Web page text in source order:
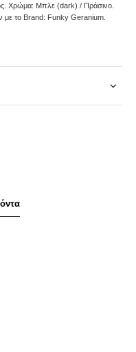
Χρώμα: Μπλε (dark) / Πράσινο.
με το Brand: Funky Geranium.